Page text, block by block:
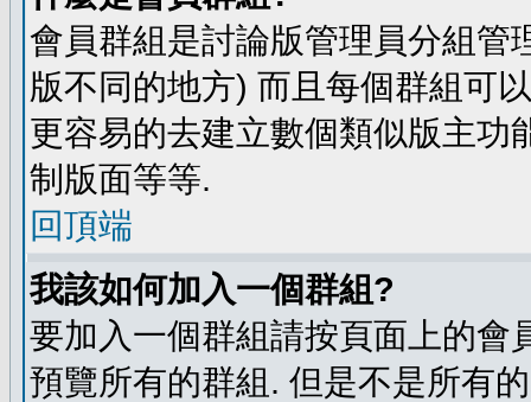
會員群組是討論版管理員分組管
版不同的地方) 而且每個群組可
更容易的去建立數個類似版主功
制版面等等.
回頂端
我該如何加入一個群組?
要加入一個群組請按頁面上的會
預覽所有的群組. 但是不是所有